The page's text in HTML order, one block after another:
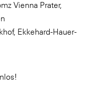
Vienna Prater,
Ekkehard-Hauer-